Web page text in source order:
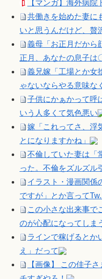
【マンガ】海外病
共働きを始めた妻に
いと思うんだけど、贅
義母「お正月だから
正月、あなたの息子は
義兄嫁「工場とか女
ゃないならやる意味な
子供にかぁかって呼
いう人多くて気色悪い
嫁「これってさ、浮
とになりますかね」
不倫していた妻は「
った。不倫をズルズル
イラスト・漫画関係
ですが」とか言って
この小さな出来事
のが心配になってしま
ラインで稼げるとか
え」だって
【画像】 この佳子